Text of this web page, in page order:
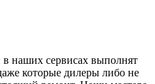
наших сервисах выполнят
которые дилеры либо не